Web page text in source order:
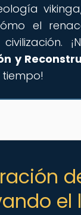
el
civilización.
y